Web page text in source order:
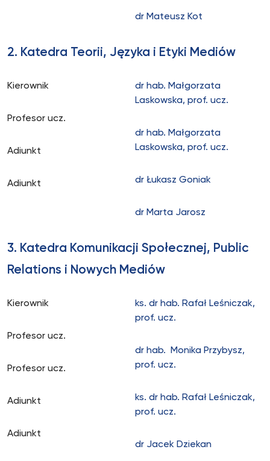
dr Mateusz Kot
2. Katedra Teorii, Języka i Etyki Mediów
Kierownik
Profesor ucz.
Adiunkt
Adiunkt
dr hab. Małgorzata
Laskowska, prof. ucz.
dr hab. Małgorzata
Laskowska, prof. ucz.
dr Łukasz Goniak
dr Marta Jarosz
3. Katedra Komunikacji Społecznej, Public
Relations i Nowych Mediów
Kierownik
Profesor ucz.
Profesor ucz.
Adiunkt
Adiunkt
ks. dr hab. Rafał Leśniczak,
prof. ucz.
dr hab. Monika Przybysz,
prof. ucz.
ks. dr hab. Rafał Leśniczak,
prof. ucz.
dr Jacek Dziekan